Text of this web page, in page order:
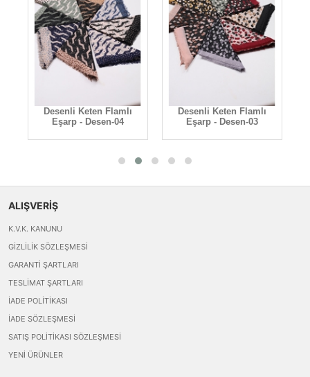
Desenli Keten Flamlı
Eşarp - Desen-04
Desenli Keten Flamlı
Eşarp - Desen-03
ALIŞVERİŞ
K.V.K. KANUNU
GIZLILIK SÖZLEŞMESI
GARANTI ŞARTLARI
TESLIMAT ŞARTLARI
İADE POLITIKASI
İADE SÖZLEŞMESI
SATIŞ POLITIKASI SÖZLEŞMESI
YENI ÜRÜNLER